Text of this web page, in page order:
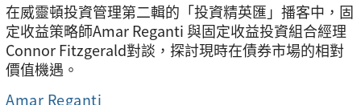
在威靈頓投資管理第二輯的「投資精英匯」播客中，固
定收益策略師Amar Reganti 與固定收益投資組合經理
Connor Fitzgerald對談，探討現時在債券市場的相對
價值機遇。
Amar Reganti